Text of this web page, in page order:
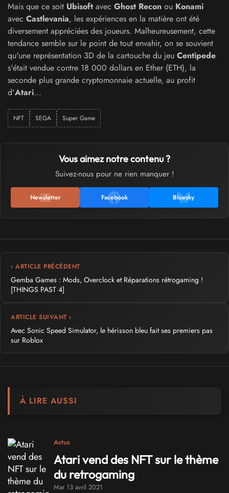
Mais que ce soit Ubisoft avec Ghost Recon ou Konami
avec Castlevania, les expériences en la matière ont été
diversement appréciées des joueurs. Malheureusement, cette
tendance semble sur le point de tout envahir, on se souvient
qu'une représentation 3D de la cartouche du jeu Centipede
s'était vendue contre 18 000 dollars en Ether (ETH), la
seconde plus grande cryptomonnaie actuelle, au profit
d'Atari...
NFT SEGA Super Game
Vous aimez notre contenu ?
Suivez-nous pour ne rien manquer !
Newsletter Facebook Bluesky
‹ ARTICLE PRÉCÉDENT
Gemba Games : Mods, Overclock et Réparations rétrogaming !
[THINGS PAST 4]
ARTICLE SUIVANT ›
Avec Sonic Speed Simulator, le hérisson bleu fait ses premiers pas
sur Roblox
À LIRE AUSSI
Actus
Atari vend des NFT sur le thème
du retrogaming
Mar 13 avril 2021